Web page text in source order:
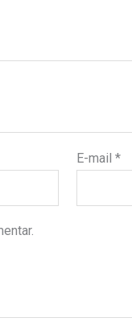
E-mail*